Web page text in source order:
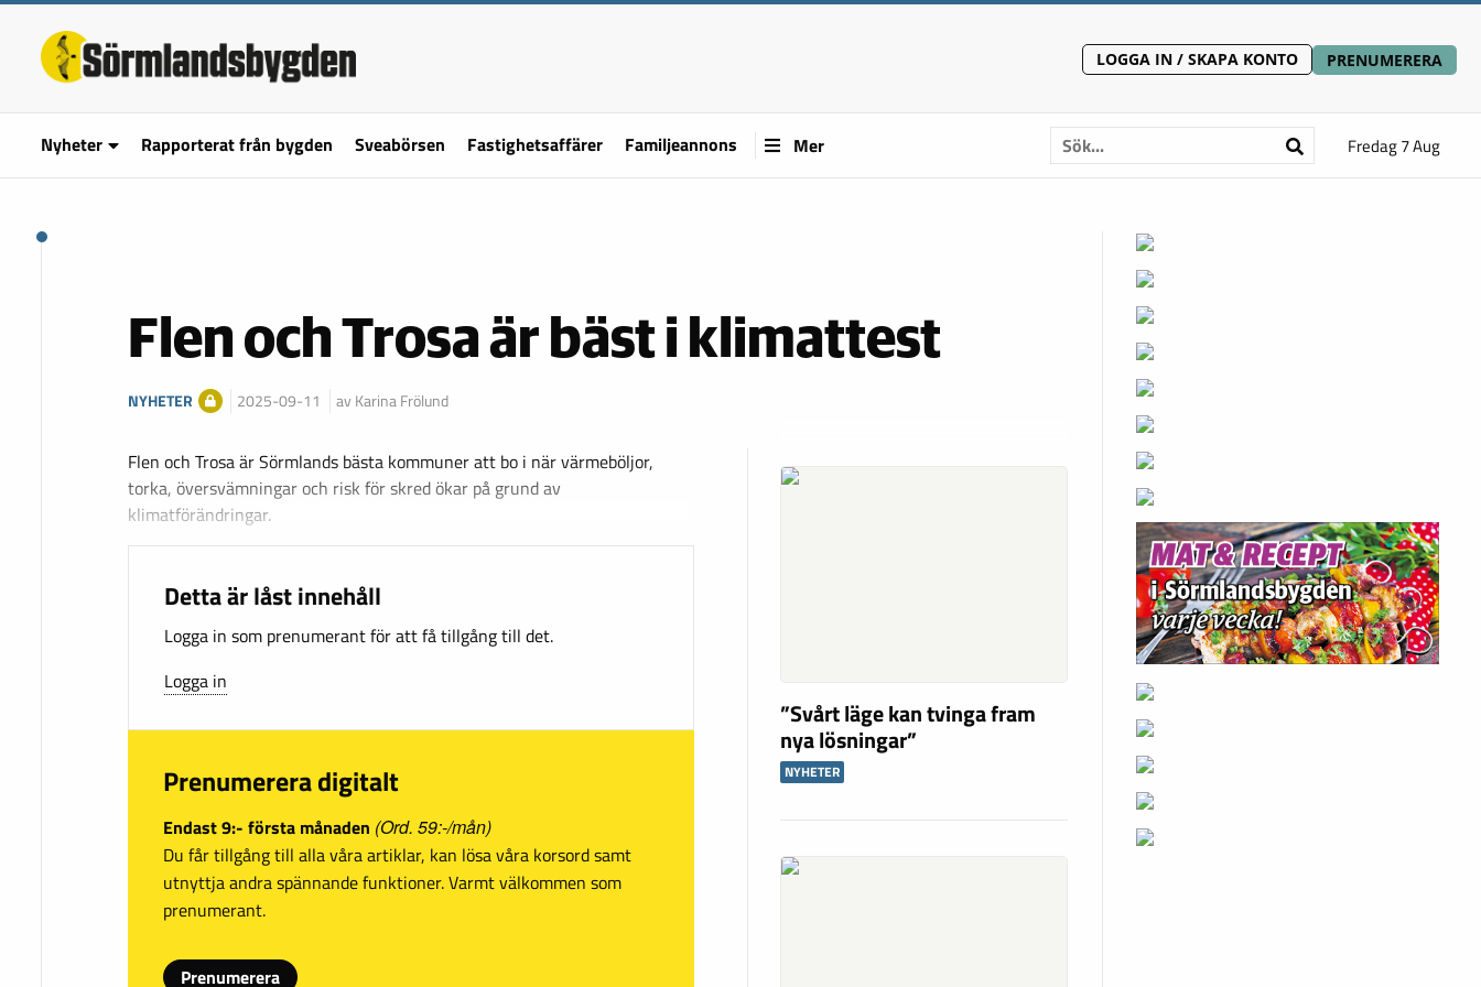
LOGGA IN / SKAPA KONTO PRENUMERERA
Nyheter Rapporterat från bygden Sveabörsen Fastighetsaffärer Familjeannons Mer Fredag 7 Aug
Flen och Trosa är bäst i klimattest
NYHETER 2025-09-11 av Karina Frölund
Flen och Trosa är Sörmlands bästa kommuner att bo i när värmeböljor,
torka, översvämningar och risk för skred ökar på grund av
klimatförändringar.
Detta är låst innehåll
Logga in som prenumerant för att få tillgång till det.
Logga in
Prenumerera digitalt
Endast 9:- första månaden (Ord. 59:-/mån)
Du får tillgång till alla våra artiklar, kan lösa våra korsord samt
utnyttja andra spännande funktioner. Varmt välkommen som
prenumerant.
Prenumerera
”Svårt läge kan tvinga fram
nya lösningar”
NYHETER